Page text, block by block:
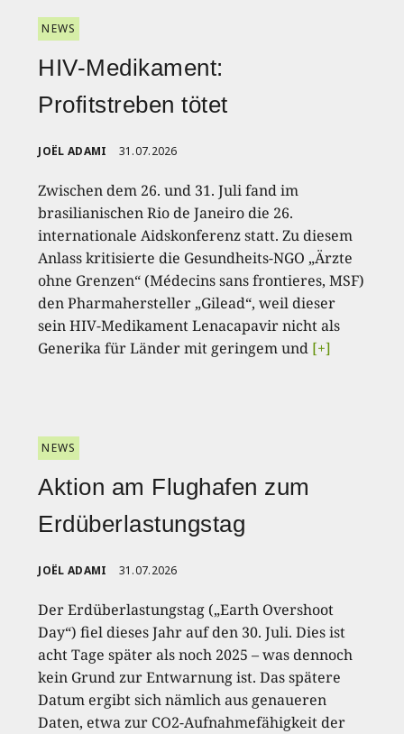
NEWS
HIV-Medikament:
Profitstreben tötet
JOËL ADAMI 31.07.2026
Zwischen dem 26. und 31. Juli fand im
brasilianischen Rio de Janeiro die 26.
internationale Aidskonferenz statt. Zu diesem
Anlass kritisierte die Gesundheits-NGO „Ärzte
ohne Grenzen“ (Médecins sans frontieres, MSF)
den Pharmahersteller „Gilead“, weil dieser
sein HIV-Medikament Lenacapavir nicht als
Generika für Länder mit geringem und [+]
NEWS
Aktion am Flughafen zum
Erdüberlastungstag
JOËL ADAMI 31.07.2026
Der Erdüberlastungstag („Earth Overshoot
Day“) fiel dieses Jahr auf den 30. Juli. Dies ist
acht Tage später als noch 2025 – was dennoch
kein Grund zur Entwarnung ist. Das spätere
Datum ergibt sich nämlich aus genaueren
Daten, etwa zur CO2-Aufnahmefähigkeit der